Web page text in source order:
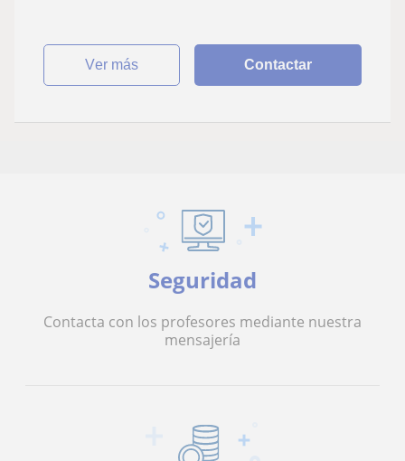
ver más Contactar
Seguridad
Contacta con los profesores mediante nuestra
mensajería